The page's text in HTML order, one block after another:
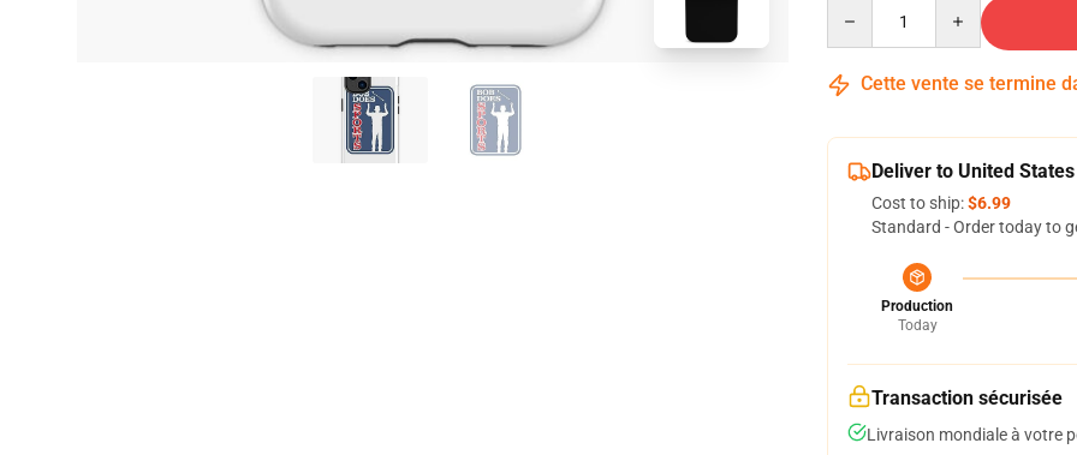
Cette vente se termine
Deliver to United States
Cost to ship:$6.99
Standard - Order today to
Production
Today
Transaction sécurisée
Livraison mondiale à votre